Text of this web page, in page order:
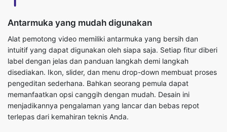
intuitif yang dapat digunakan oleh siapa saja. Setiap fitur diberi
label dengan jelas dan panduan langkah demi langkah
disediakan. Ikon, slider, dan menu drop-down membuat proses
pengeditan sederhana. Bahkan seorang pemula dapat
memanfaatkan opsi canggih dengan mudah. Desain ini
menjadikannya pengalaman yang lancar dan bebas repot
terlepas dari kemahiran teknis Anda.